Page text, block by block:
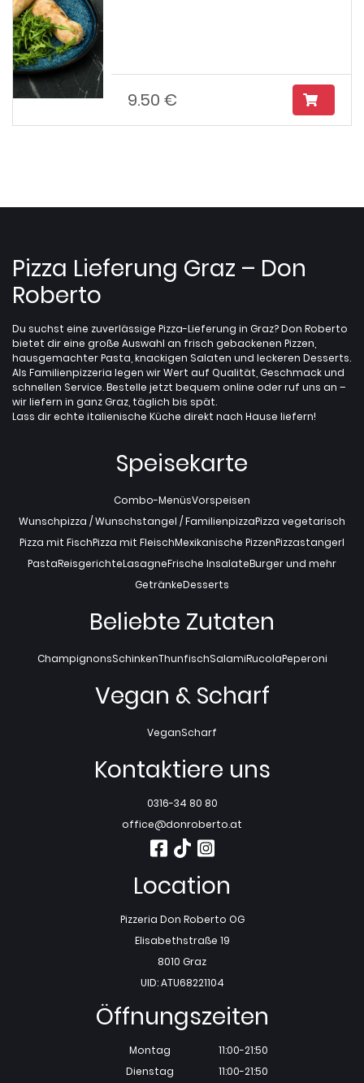
9.50 €
Pizza Lieferung Graz – Don
Roberto
Du suchst eine zuverlässige Pizza-Lieferung in Graz? Don Roberto
bietet dir eine große Auswahl an frisch gebackenen Pizzen,
hausgemachter Pasta, knackigen Salaten und leckeren Desserts.
Als Familienpizzeria legen wir Wert auf Qualität, Geschmack und
schnellen Service. Bestelle jetzt bequem online oder ruf uns an –
wir liefern in ganz Graz, täglich bis spät.
Lass dir echte italienische Küche direkt nach Hause liefern!
Speisekarte
Combo-MenüsVorspeisen
Wunschpizza / Wunschstangel / FamilienpizzaPizza vegetarisch
Pizza mit FischPizza mit FleischMexikanische PizzenPizzastangerl
PastaReisgerichteLasagneFrische InsalateBurger und mehr
GetränkeDesserts
Beliebte Zutaten
ChampignonsSchinkenThunfischSalamiRucolaPeperoni
Vegan & Scharf
VeganScharf
Kontaktiere uns
0316-34 80 80
office@donroberto.at
Location
Pizzeria Don Roberto OG
Elisabethstraße 19
8010 Graz
UID: ATU68221104
Öffnungszeiten
Montag
Dienstag
11:00-21:50
11:00-21:50